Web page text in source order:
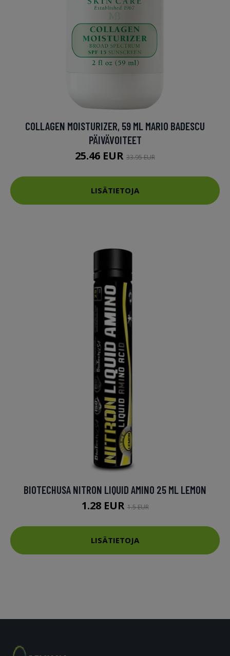
COLLAGEN MOISTURIZER, 59 ML MARIO BADESCU
PÄIVÄVOITEET
25.46 EUR 33.95 EUR
LISÄTIETOJA
BIOTECHUSA NITRON LIQUID AMINO 25 ML LEMON
1.28 EUR1.5 EUR
LISÄTIETOJA